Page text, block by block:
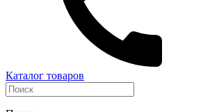
Каталог товаров